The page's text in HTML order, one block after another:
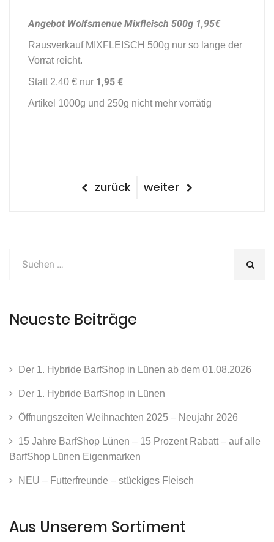
Angebot Wolfsmenue Mixfleisch 500g 1,95€
Rausverkauf MIXFLEISCH 500g nur so lange der
Vorrat reicht.
Statt 2,40 € nur 1,95 €
Artikel 1000g und 250g nicht mehr vorrätig
Beitragsnavigation
vorheriger
zurück
nächster
weiter
Neueste Beiträge
Der 1. Hybride BarfShop in Lünen ab dem 01.08.2026
Der 1. Hybride BarfShop in Lünen
Öffnungszeiten Weihnachten 2025 – Neujahr 2026
15 Jahre BarfShop Lünen – 15 Prozent Rabatt – auf alle
BarfShop Lünen Eigenmarken
NEU – Futterfreunde – stückiges Fleisch
Aus Unserem Sortiment